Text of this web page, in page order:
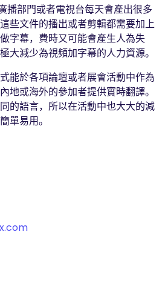
播部門或者電視台每天會產出很多
些文件的播出或者剪輯都需要加上
字幕，費時又可能會產生人為失
大減少為視頻加字幕的人力資源。
能於各項論壇或者展會活動中作為
地或海外的參加者提供實時翻譯。
的語言，所以在活動中也大大的減
單易用。